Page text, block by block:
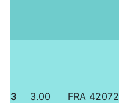
3 3.00 FRA 42072